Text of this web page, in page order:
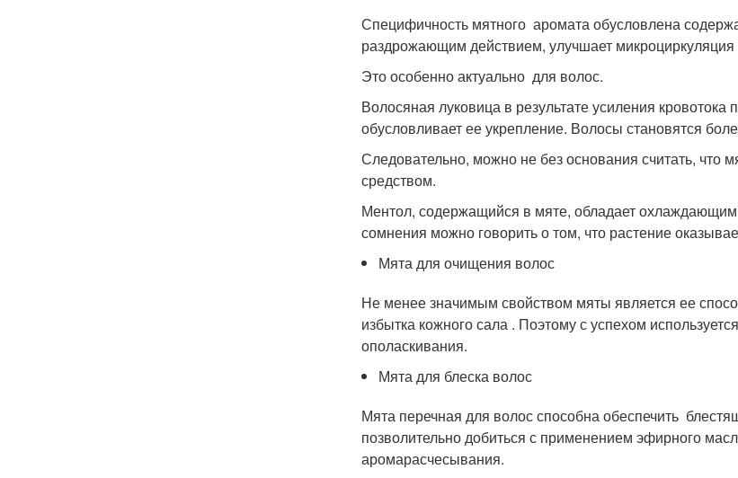
Специфичность мятного аромата обусловлена
раздрожающим действием, улучшает микроциркуляция
Это особенно актуально для волос.
Волосяная луковица в результате усиления
обусловливает ее укрепление. Волосы становятся
Следовательно, можно не без основания считать,
средством.
Ментол, содержащийся в мяте, обладает
сомнения можно говорить о том, что растение
Мята для очищения волос
Не менее значимым свойством мяты является ее
избытка кожного сала . Поэтому с успехом
ополаскивания.
Мята для блеска волос
Мята перечная для волос способна обеспечить
позволительно добиться с применением эфирного
аромарасчесывания.